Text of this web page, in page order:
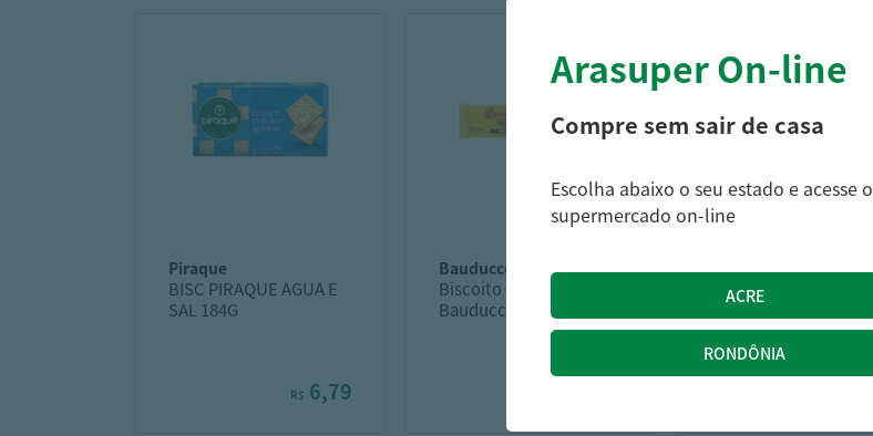
piraque
BISC PIRAQUE AGUA E
SAL 184G
R$ 6,79
bauducco
Biscoito Cookie
Bauducco Chocco
miragina
Biscoito Miragina
Castanha Brasil 300G
Arasuper On-line
Compre sem sair de casa
Escolha abaixo o seu estado e acesse o
supermercado on-line